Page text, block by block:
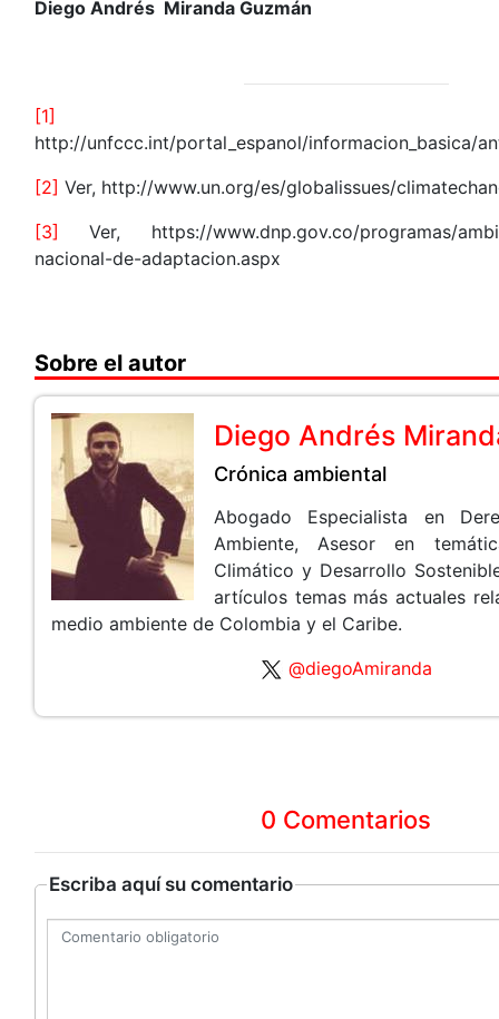
Diego Andrés Miranda Guzmán
[1]
http://unfccc.int/portal_espanol/informacion_basica/
[2] Ver, http://www.un.org/es/globalissues/
[3]
Ver, https://www.dnp.gov.co/programas/
nacional-de-adaptacion.aspx
Sobre el autor
Diego Andrés
Crónica ambiental
Abogado Especialista en
Ambiente, Asesor en
Climático y Desarrollo
artículos temas más actuales
medio ambiente de Colombia y el Caribe.
@diegoAmiranda
0 Comentarios
Escriba aquí su comentario